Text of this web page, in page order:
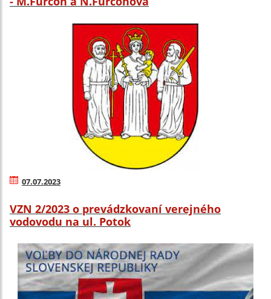
07.07.2023
VZN 2/2023 o prevádzkovaní verejného
vodovodu na ul. Potok